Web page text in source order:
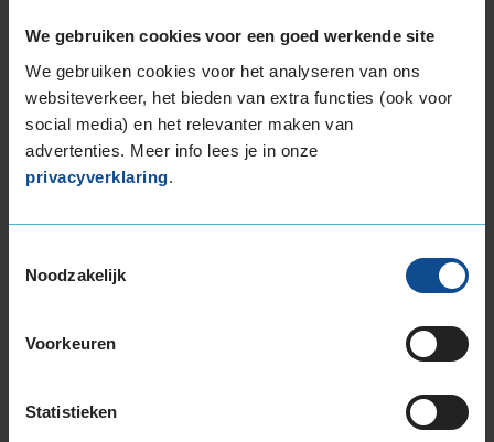
We gebruiken cookies voor een goed werkende site
We gebruiken cookies voor het analyseren van ons
websiteverkeer, het bieden van extra functies (ook voor
social media) en het relevanter maken van
advertenties. Meer info lees je in onze
privacyverklaring.
Noodzakelijk
Voorkeuren
Statistieken
235/60R18 103H
235/60R18 103H
235/60R18 103V
235/60R18 103V
235/60R18 107H EXTRALOAD
235/60R18 107T EXTRALOAD
255/55R18 109H EXTRALOAD RUNFLAT
255/60R18 112H EXTRALOAD
19-inch banden